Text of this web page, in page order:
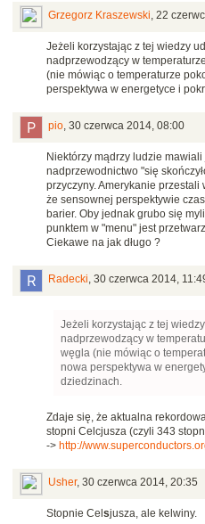
Grzegorz Kraszewski, 22
Jeżeli korzystając z tej wiedzy
nadprzewodzący w
(nie mówiąc o temperaturze
perspektywa w energetyce i
pio, 30 czerwca 2014, 08:00
Niektórzy mądrzy ludzie
nadprzewodnictwo "się
przyczyny. Amerykanie
że sensownej perspektywie
barier. Oby jednak grubo się
punktem w "menu" jest
Ciekawe na jak długo ?
Radecki, 30 czerwca 2014,
Jeżeli korzystając z tej
nadprzewodzący w
węgla (nie mówiąc o
nowa perspektywa w
dziedzinach.
Zdaje się, że aktualna
stopni Celcjusza (czyli 343
-> http://
Usher, 30 czerwca 2014, 20:35
Stopnie Cel sjusza, ale kelwiny.